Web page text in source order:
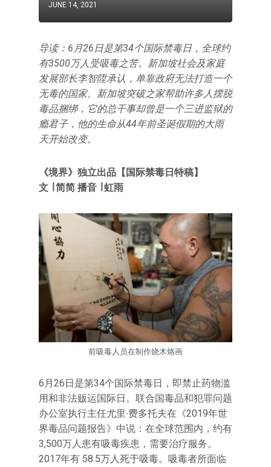
JUNE 14, 2021
导读：6月26日是第34个国际禁毒日，全球约
有3500万人受吸毒之苦。新加坡社会及家庭
发展部长李智陞承认，单靠政府无法打造一个
无毒的国家。新加坡突破之家帮助许多人摆脱
毒品捆绑，它的总干事却曾是一个三进监狱的
瘾君子，他的生命从44年前圣诞假期的大雨
天开始改变。
《境界》独立出品【国际禁毒日特稿】
文 ∣ 简简 播音 ∣ 虹雨
前吸毒人员在制作烧木烙画
6月26日是第34个国际禁毒日，即禁止药物滥
用和非法贩运国际日。联合国毒品和犯罪问题
办公室执行主任尤里∙费多托夫在《2019年世
界毒品问题报告》中说：在全球范围内，约有
3,500万人患有吸毒疾患，需要治疗服务。
2017年有 58.5万人死于吸毒。吸毒者所面临